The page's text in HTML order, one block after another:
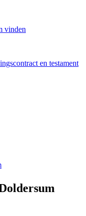
vinden
en testament